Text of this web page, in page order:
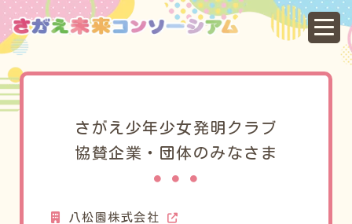
協
さがえ少年少女発明クラブ
協賛企業・団体のみなさま
八松園株式会社